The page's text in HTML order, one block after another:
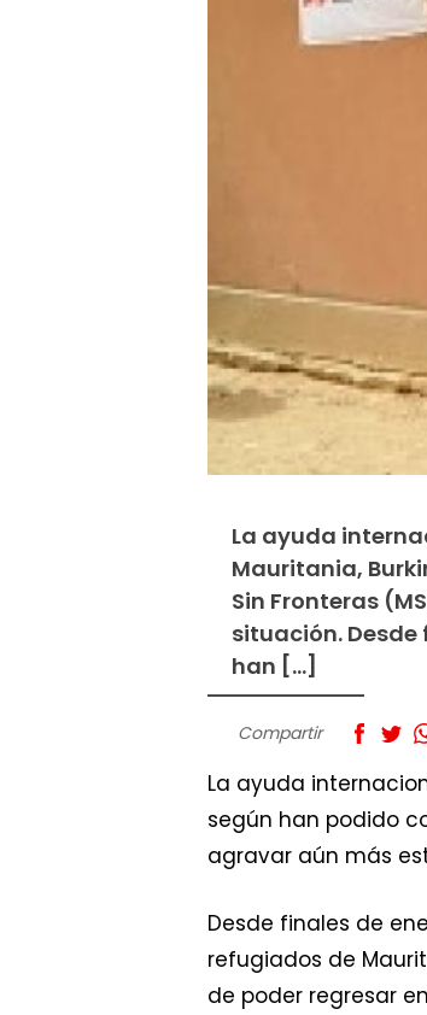
La ayuda
Mauritania,
Sin Fronteras
situación. Desde
han […]
Compartir
La ayuda
según han podido
agravar aún más
Desde finales de
refugiados de
de poder regresar